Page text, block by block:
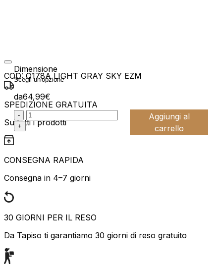
Dimensione
da64,99€
:product_name quantity
-
+
Aggiungi al
carrello
COD: Q178A LIGHT GRAY SKY EZM
SPEDIZIONE GRATUITA
Su tutti i prodotti
CONSEGNA RAPIDA
Consegna in 4–7 giorni
30 GIORNI PER IL RESO
Da Tapiso ti garantiamo 30 giorni di reso gratuito